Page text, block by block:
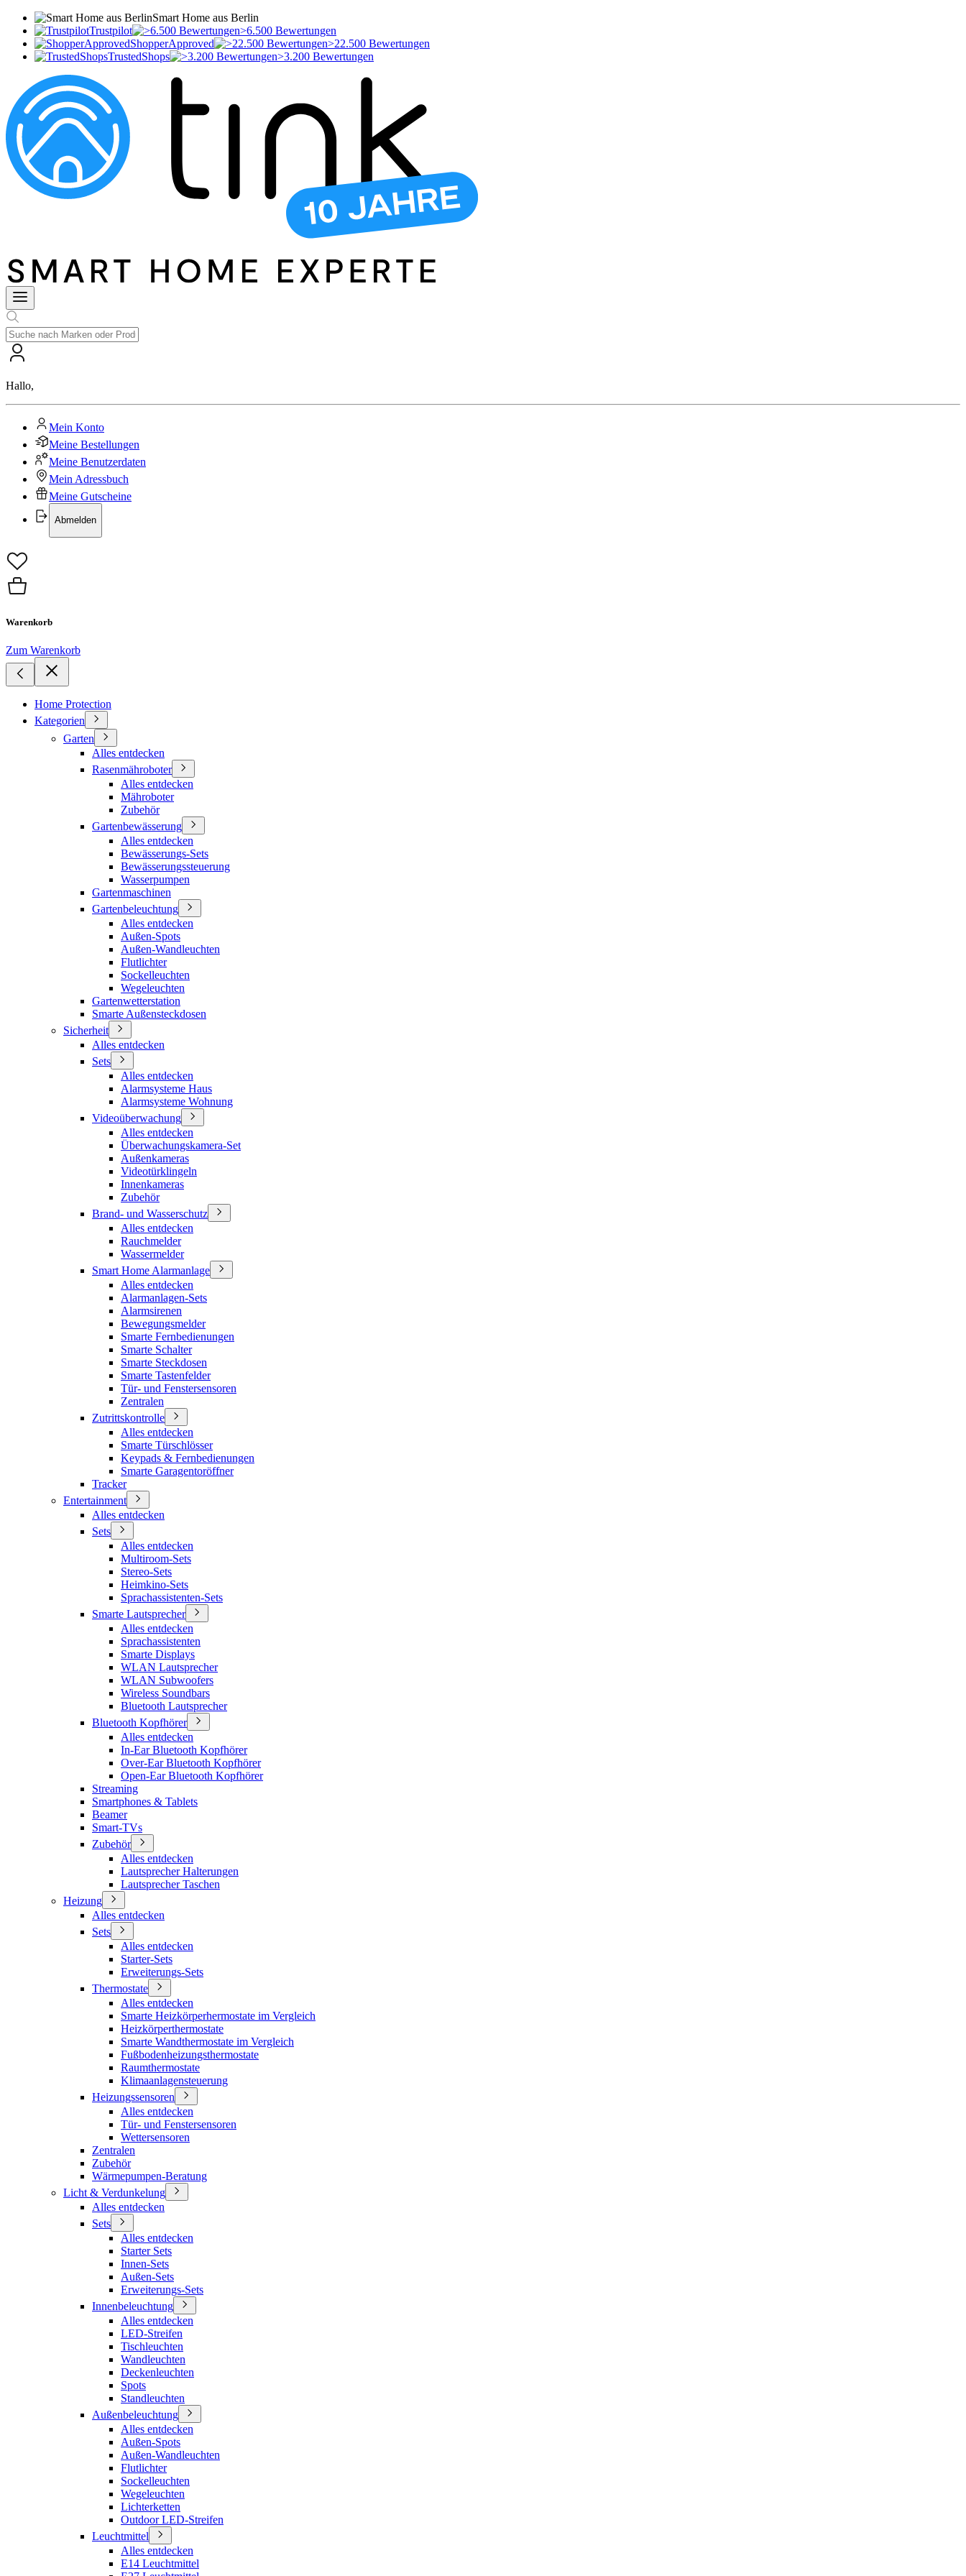
Smart Home aus Berlin
Trustpilot
>6.500 Bewertungen
ShopperApproved
>22.500 Bewertungen
TrustedShops
>3.200 Bewertungen
Hallo,
Mein Konto
Meine Bestellungen
Meine Benutzerdaten
Mein Adressbuch
Meine Gutscheine
Abmelden
Warenkorb
Zum Warenkorb
Home Protection
Kategorien
Garten
Alles entdecken
Rasenmähroboter
Alles entdecken
Mähroboter
Zubehör
Gartenbewässerung
Alles entdecken
Bewässerungs-Sets
Bewässerungssteuerung
Wasserpumpen
Gartenmaschinen
Gartenbeleuchtung
Alles entdecken
Außen-Spots
Außen-Wandleuchten
Flutlichter
Sockelleuchten
Wegeleuchten
Gartenwetterstation
Smarte Außensteckdosen
Sicherheit
Alles entdecken
Sets
Alles entdecken
Alarmsysteme Haus
Alarmsysteme Wohnung
Videoüberwachung
Alles entdecken
Überwachungskamera-Set
Außenkameras
Videotürklingeln
Innenkameras
Zubehör
Brand- und Wasserschutz
Alles entdecken
Rauchmelder
Wassermelder
Smart Home Alarmanlage
Alles entdecken
Alarmanlagen-Sets
Alarmsirenen
Bewegungsmelder
Smarte Fernbedienungen
Smarte Schalter
Smarte Steckdosen
Smarte Tastenfelder
Tür- und Fenstersensoren
Zentralen
Zutrittskontrolle
Alles entdecken
Smarte Türschlösser
Keypads & Fernbedienungen
Smarte Garagentoröffner
Tracker
Entertainment
Alles entdecken
Sets
Alles entdecken
Multiroom-Sets
Stereo-Sets
Heimkino-Sets
Sprachassistenten-Sets
Smarte Lautsprecher
Alles entdecken
Sprachassistenten
Smarte Displays
WLAN Lautsprecher
WLAN Subwoofers
Wireless Soundbars
Bluetooth Lautsprecher
Bluetooth Kopfhörer
Alles entdecken
In-Ear Bluetooth Kopfhörer
Over-Ear Bluetooth Kopfhörer
Open-Ear Bluetooth Kopfhörer
Streaming
Smartphones & Tablets
Beamer
Smart-TVs
Zubehör
Alles entdecken
Lautsprecher Halterungen
Lautsprecher Taschen
Heizung
Alles entdecken
Sets
Alles entdecken
Starter-Sets
Erweiterungs-Sets
Thermostate
Alles entdecken
Smarte Heizkörperhermostate im Vergleich
Heizkörperthermostate
Smarte Wandthermostate im Vergleich
Fußbodenheizungsthermostate
Raumthermostate
Klimaanlagensteuerung
Heizungssensoren
Alles entdecken
Tür- und Fenstersensoren
Wettersensoren
Zentralen
Zubehör
Wärmepumpen-Beratung
Licht & Verdunkelung
Alles entdecken
Sets
Alles entdecken
Starter Sets
Innen-Sets
Außen-Sets
Erweiterungs-Sets
Innenbeleuchtung
Alles entdecken
LED-Streifen
Tischleuchten
Wandleuchten
Deckenleuchten
Spots
Standleuchten
Außenbeleuchtung
Alles entdecken
Außen-Spots
Außen-Wandleuchten
Flutlichter
Sockelleuchten
Wegeleuchten
Lichterketten
Outdoor LED-Streifen
Leuchtmittel
Alles entdecken
E14 Leuchtmittel